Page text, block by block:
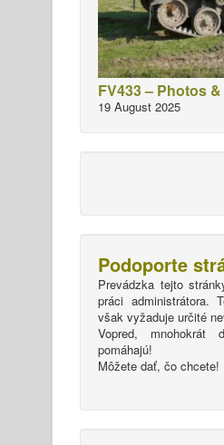
FV433 – Photos
19 August 2025
Podoporte
Prevádzka tejto
práci administrátora.
však vyžaduje určité
Vopred, mnohokrát
pomáhajú!
Môžete dať, čo chcete!